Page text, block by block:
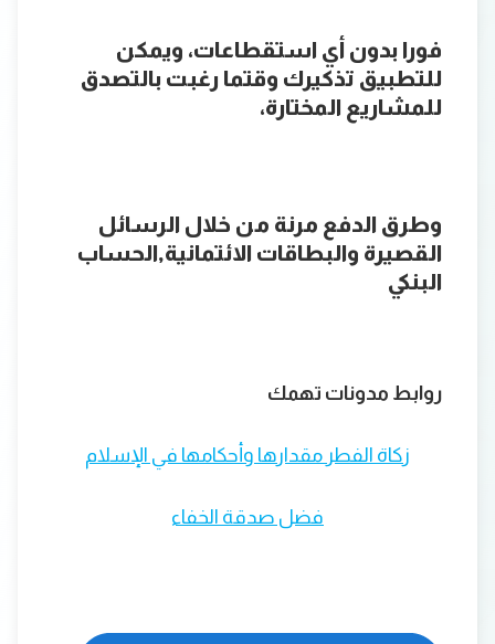
فورا بدون أي استقطاعات، ويمكن
للتطبيق تذكيرك وقتما رغبت بالتصدق
للمشاريع المختارة،
وطرق الدفع مرنة من خلال الرسائل
القصيرة والبطاقات الائتمانية,الحساب
البنكي
روابط مدونات تهمك
زكاة الفطر مقدارها وأحكامها في الإسلام
فضل صدقة الخفاء